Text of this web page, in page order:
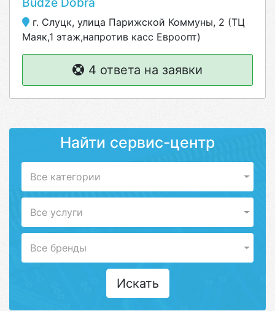
г. Слуцк, улица Парижской Коммуны, 2 (ТЦ
Маяк,1 этаж,напротив касс Евроопт)
4 ответа на заявки
Найти сервис-центр
Все категории
Все услуги
Все бренды
Искать